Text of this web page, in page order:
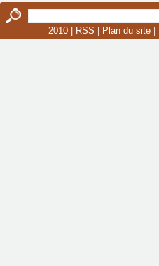
2010 |
RSS Plan du site|